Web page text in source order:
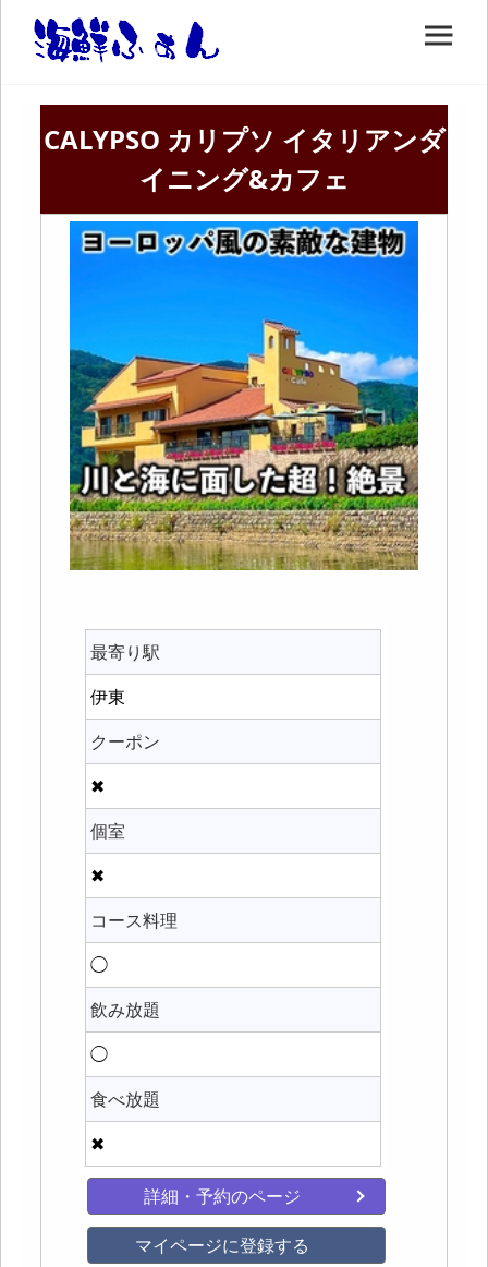
CALYPSO カリプソ イタリアンダ
イニング&カフェ
最寄り駅
伊東
クーポン
✖
個室
✖
コース料理
◯
飲み放題
◯
食べ放題
✖
詳細・予約のページ
マイページに登録する